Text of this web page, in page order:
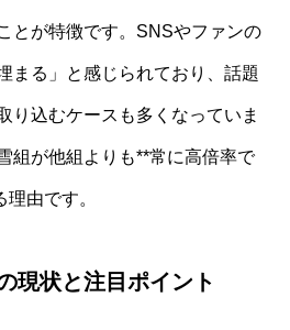
とが特徴です。SNSやファンの
まる」と感じられており、話題
り込むケースも多くなっていま
組が他組よりも**常に高倍率で
由です。
現状と注目ポイント